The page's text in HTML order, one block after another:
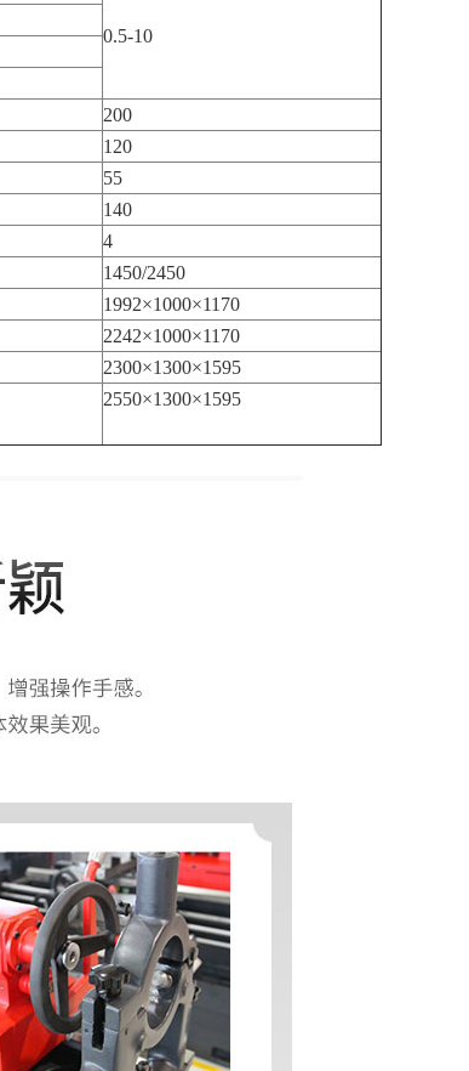
0.5-10
200
120
55
140
4
1450/2450
1992×1000×1170
2242×1000×1170
2300×1300×1595
2550×1300×1595